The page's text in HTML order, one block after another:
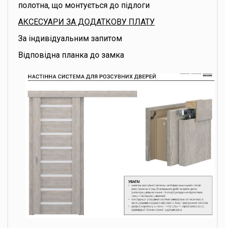
полотна, що монтується до підлоги
АКСЕСУАРИ ЗА ДОДАТКОВУ ПЛАТУ
За індивідуальним запитом
Відповідна планка до замка